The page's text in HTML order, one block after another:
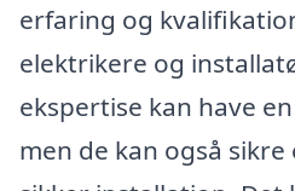
erfaring og
elektrikere og
ekspertise kan have
men de kan også